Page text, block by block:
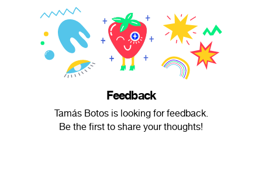
Feedback
Tamás Botos is looking for feedback.
Be the first to share your thoughts!